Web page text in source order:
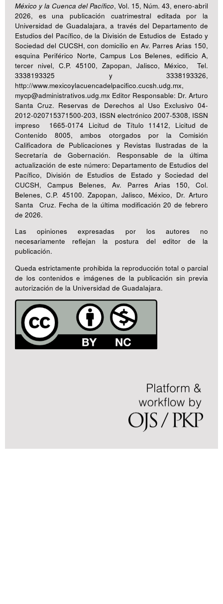
México y la Cuenca del Pacífico, Vol. 15, Núm. 43, enero-abril
2026, es una publicación cuatrimestral editada por la
Universidad de Guadalajara, a través del Departamento de
Estudios del Pacífico, de la División de Estudios de Estado y
Sociedad del CUCSH, con domicilio en Av. Parres Arias 150,
esquina Periférico Norte, Campus Los Belenes, edificio A,
tercer nivel, C.P. 45100, Zapopan, Jalisco, México, Tel.
3338193325 y 3338193326,
http://www.mexicoylacuencadelpacifico.cucsh.udg.mx,
mycp@administrativos.udg.mx Editor Responsable: Dr. Arturo
Santa Cruz. Reservas de Derechos al Uso Exclusivo 04-
2012-020715371500-203, ISSN electrónico 2007-5308, ISSN
impreso 1665-0174 Licitud de Título 11412, Licitud de
Contenido 8005, ambos otorgados por la Comisión
Calificadora de Publicaciones y Revistas Ilustradas de la
Secretaría de Gobernación. Responsable de la última
actualización de este número: Departamento de Estudios del
Pacífico, División de Estudios de Estado y Sociedad del
CUCSH, Campus Belenes, Av. Parres Arias 150, Col.
Belenes, C.P. 45100. Zapopan, Jalisco, México, Dr. Arturo
Santa Cruz. Fecha de la última modificación 20 de febrero
de 2026.
Las opiniones expresadas por los autores no
necesariamente reflejan la postura del editor de la
publicación.
Queda estrictamente prohibida la reproducción total o parcial
de los contenidos e imágenes de la publicación sin previa
autorización de la Universidad de Guadalajara.